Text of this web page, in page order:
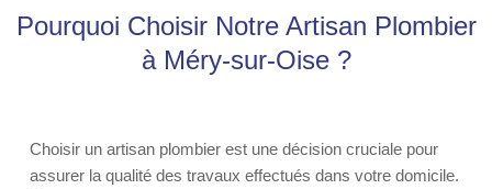
Pourquoi Choisir Notre Artisan Plombier
à Méry-sur-Oise ?
Choisir un artisan plombier est une décision cruciale pour
assurer la qualité des travaux effectués dans votre domicile.